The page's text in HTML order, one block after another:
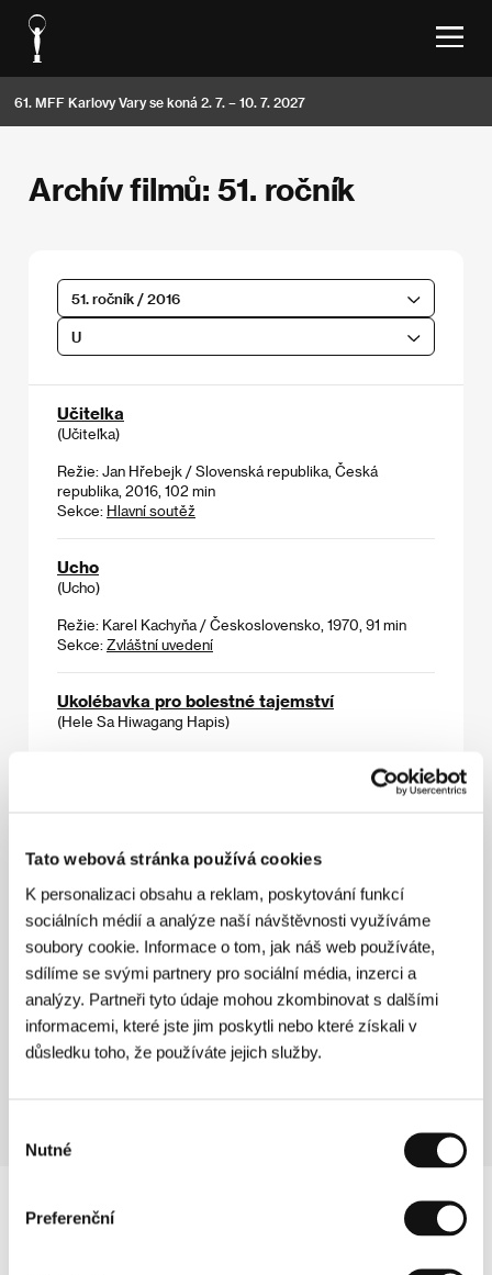
Tato webová stránka používá cookies
K personalizaci obsahu a reklam, poskytování funkcí
sociálních médií a analýze naší návštěvnosti využíváme
soubory cookie. Informace o tom, jak náš web používáte,
sdílíme se svými partnery pro sociální média, inzerci a
analýzy. Partneři tyto údaje mohou zkombinovat s dalšími
informacemi, které jste jim poskytli nebo které získali v
důsledku toho, že používáte jejich služby.
souhlasu
Nutné
Preferenční
61. MFF Karlovy Vary se koná 2. 7. – 10. 7. 2027
Archív filmů: 51. ročník
51. ročník / 2016
U
Učitelka
(Učiteľka)
Režie: Jan Hřebejk / Slovenská republika, Česká
republika, 2016, 102 min
Sekce: Hlavní soutěž
Ucho
(Ucho)
Režie: Karel Kachyňa / Československo, 1970, 91 min
Sekce: Zvláštní uvedení
Ukolébavka pro bolestné tajemství
(Hele Sa Hiwagang Hapis)
(Renn, wenn du kannst)
Režie: Dietrich Brüggemann / Německo, 2010, 116 min
Sekce:
Lidé odvedle
U trati
(Dincolo de calea ferata)
Režie: Cătălin Mitulescu / Rumunsko, Švédsko, 2015,
88 min
Hlavní soutěž